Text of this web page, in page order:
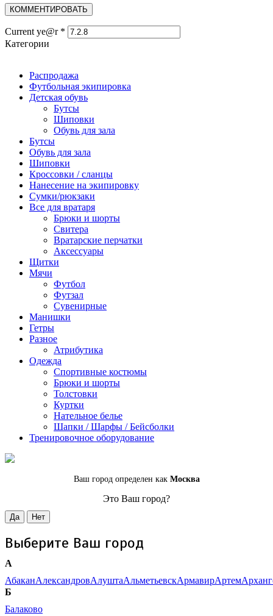
Current ye@r *
Категории
Распродажа
Футбольная экипировка
Детская обувь
Бутсы
Шиповки
Обувь для зала
Бутсы
Обувь для зала
Шиповки
Кроссовки / сланцы
Нанесение на экипировку
Сумки/рюкзаки
Все для вратаря
Брюки и шорты
Cвитера
Вратарские перчатки
Аксессуары
Щитки
Мячи
Футбол
Футзал
Сувенирные
Манишки
Гетры
Разное
Атрибутика
Одежда
Спортивные костюмы
Брюки и шорты
Толстовки
Куртки
Нательное белье
Шапки / Шарфы / Бейсболки
Тренировочное оборудование
Ваш город определен как Москва
Это Ваш город?
Да Нет
Выберите Ваш город
А
АбаканАлександровАлуштаАльметьевскАрмавирАртем
Б
Балаково